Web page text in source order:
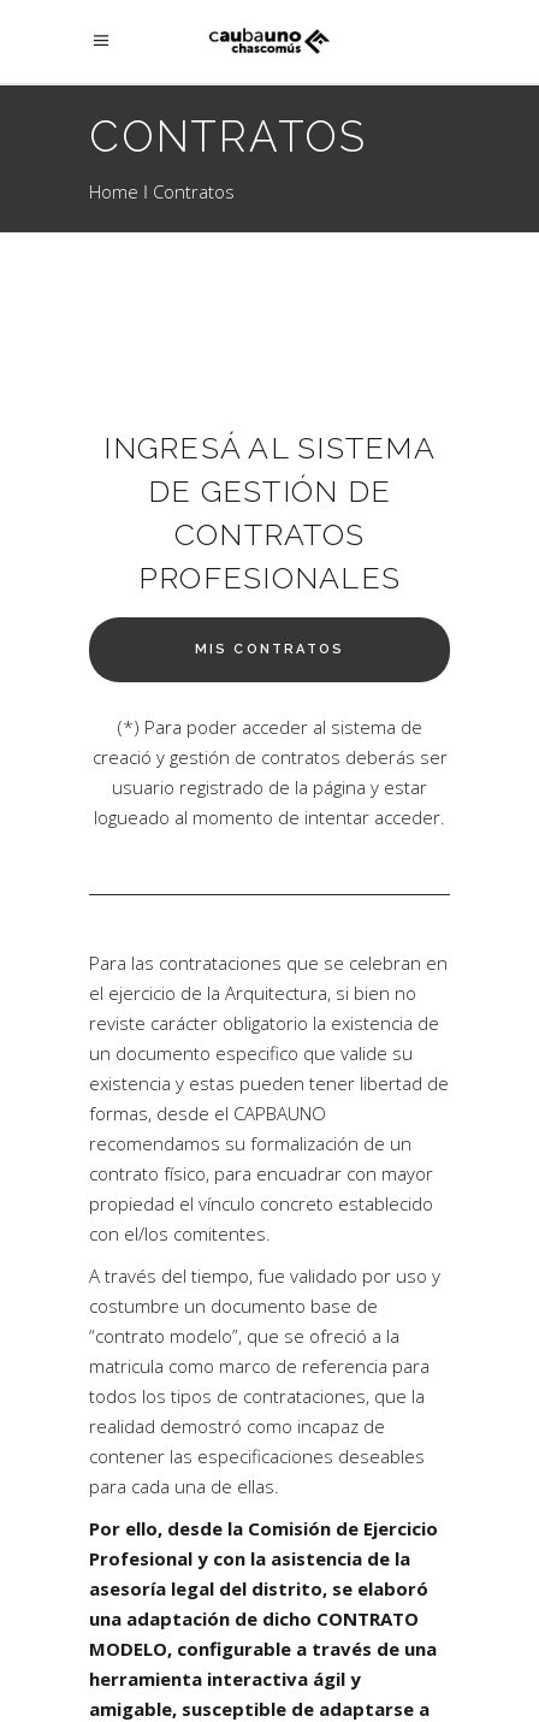
CONTRATOS
Home Contratos
INGRESÁ AL SISTEMA
DE GESTIÓN DE
CONTRATOS
PROFESIONALES
MIS CONTRATOS
(*) Para poder acceder al sistema de
creació y gestión de contratos deberás ser
usuario registrado de la página y estar
logueado al momento de intentar acceder.
Para las contrataciones que se celebran en
el ejercicio de la Arquitectura, si bien no
reviste carácter obligatorio la existencia de
un documento especifico que valide su
existencia y estas pueden tener libertad de
formas, desde el CAPBAUNO
recomendamos su formalización de un
contrato físico, para encuadrar con mayor
propiedad el vínculo concreto establecido
con el/los comitentes.
A través del tiempo, fue validado por uso y
costumbre un documento base de
“contrato modelo”, que se ofreció a la
matricula como marco de referencia para
todos los tipos de contrataciones, que la
realidad demostró como incapaz de
contener las especificaciones deseables
para cada una de ellas.
Por ello, desde la Comisión de Ejercicio
Profesional y con la asistencia de la
asesoría legal del distrito, se elaboró
una adaptación de dicho CONTRATO
MODELO, configurable a través de una
herramienta interactiva ágil y
amigable, susceptible de adaptarse a